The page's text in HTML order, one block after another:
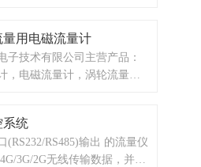
慢的充满介质，然后再开启
阀门应安装在流量计后
传感器处于无介质状态时受
量用电磁流量计
子技术有限公司主营产品：
，电磁流量计，涡轮流量
接电气自动化项目。
系统
(RS232/RS485)输出 的流量仪
3G/2G无线传输数据，并具